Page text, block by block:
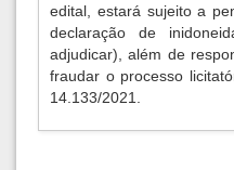
edital, estará sujeito a
declaração de
adjudicar), além de
fraudar o processo
14.133/2021.